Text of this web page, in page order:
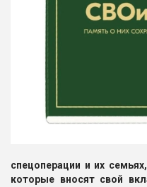
спецоперации и их
которые вносят свой